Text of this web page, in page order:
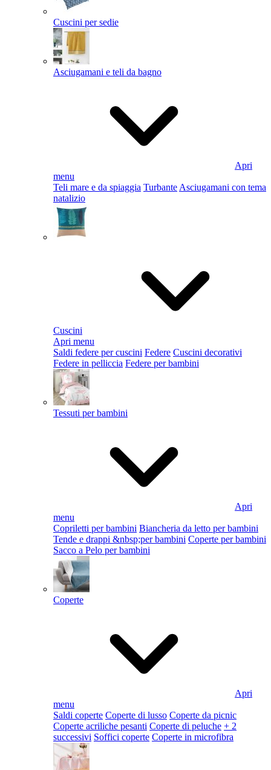
Cuscini per sedie
Asciugamani e teli da bagno
Apri
menu
Teli mare e da spiaggia Turbante Asciugamani con tema
natalizio
Cuscini
Apri menu
Saldi federe per cuscini Federe Cuscini decorativi
Federe in pelliccia Federe per bambini
Tessuti per bambini
Apri
menu
Copriletti per bambini Biancheria da letto per bambini
Tende e drappi &nbsp;per bambini Coperte per bambini
Sacco a Pelo per bambini
Coperte
Apri
menu
Saldi coperte Coperte di lusso Coperte da picnic
Coperte acriliche pesanti Coperte di peluche + 2
successivi Soffici coperte Coperte in microfibra